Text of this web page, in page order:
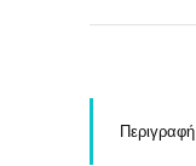
Περιγραφή